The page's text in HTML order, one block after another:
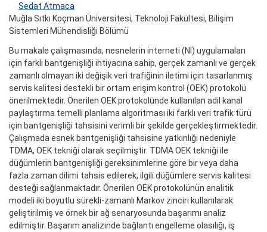
Sedat Atmaca
Muğla Sıtkı Koçman Üniversitesi, Teknoloji Fakültesi, Bilişim
Sistemleri Mühendisliği Bölümü
Bu makale çalışmasında, nesnelerin interneti (Nİ) uygulamaları
için farklı bantgenişliği ihtiyacına sahip, gerçek zamanlı ve gerçek
zamanlı olmayan iki değişik veri trafiğinin iletimi için tasarlanmış
servis kalitesi destekli bir ortam erişim kontrol (OEK) protokolü
önerilmektedir. Önerilen OEK protokolünde kullanılan adil kanal
paylaştırma temelli planlama algoritması iki farklı veri trafik türü
için bantgenişliği tahsisini verimli bir şekilde gerçekleştirmektedir.
Çalışmada esnek bantgenişliği tahsisine yatkınlığı nedeniyle
TDMA, OEK tekniği olarak seçilmiştir. TDMA OEK tekniği ile
düğümlerin bantgenişliği gereksinimlerine göre bir veya daha
fazla zaman dilimi tahsis edilerek, ilgili düğümlere servis kalitesi
desteği sağlanmaktadır. Önerilen OEK protokolünün analitik
modeli iki boyutlu sürekli-zamanlı Markov zinciri kullanılarak
geliştirilmiş ve örnek bir ağ senaryosunda başarımı analiz
edilmiştir. Başarım analizinde bağlantı engelleme olasılığı, iş